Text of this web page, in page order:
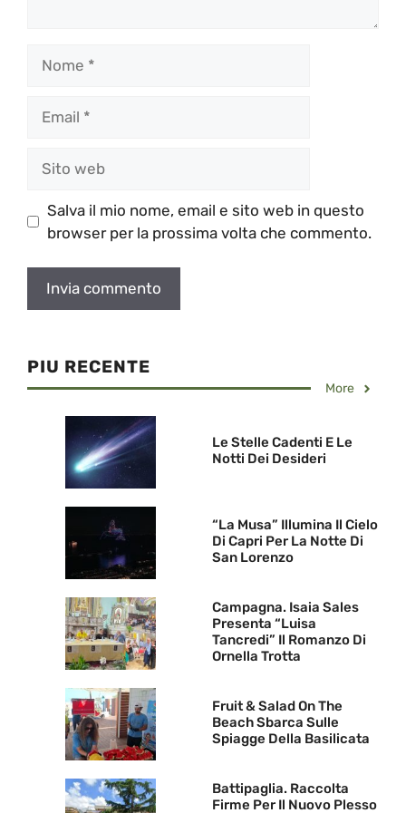
web
Salva il mio nome, email e sito web in questo
browser per la prossima volta che commento.
PIU RECENTE
More
Le Stelle Cadenti E Le
Notti Dei Desideri
“La Musa” Illumina Il Cielo
Di Capri Per La Notte Di
San Lorenzo
Campagna. Isaia Sales
Presenta “Luisa
Tancredi” Il Romanzo Di
Ornella Trotta
Fruit & Salad On The
Beach Sbarca Sulle
Spiagge Della Basilicata
Battipaglia. Raccolta
Firme Per Il Nuovo Plesso